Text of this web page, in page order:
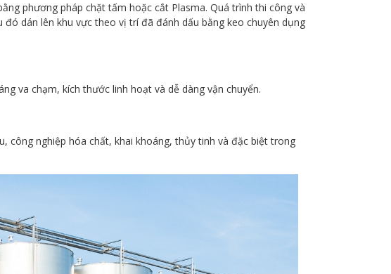
phương pháp chặt tấm hoặc cắt Plasma. Quá trình thi công và
dán lên khu vực theo vị trí đã đánh dấu bằng keo chuyên dụng
va chạm, kích thước linh hoạt và dễ dàng vận chuyển.
công nghiệp hóa chất, khai khoáng, thủy tinh và đặc biệt trong